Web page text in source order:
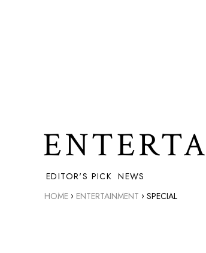
EDITOR'S PICK NEWS
HOME › ENTERTAINMENT › SPECIAL